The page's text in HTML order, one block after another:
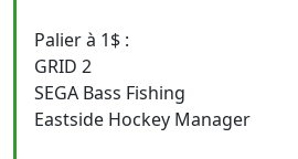
Palier à 1$ :
GRID 2
SEGA Bass Fishing
Eastside Hockey Manager